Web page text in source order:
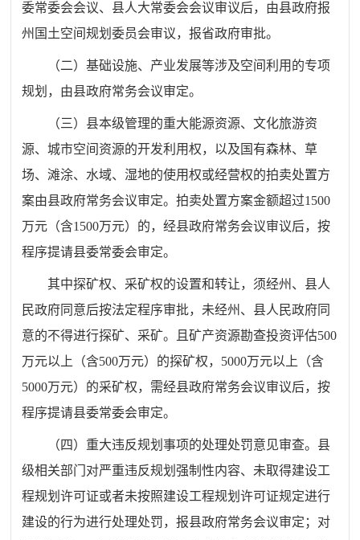
委常委会会议、县人大常委会会议审议后，由县政府报
州国土空间规划委员会审议，报省政府审批。
（二）基础设施、产业发展等涉及空间利用的专项
规划，由县政府常务会议审定。
（三） 县本级管理的重大能源资源、文化旅游资
源、城市空间资源的开发利用权，以及国有森林、草
场、滩涂、水域、湿地的使用权或经营权的拍卖处置方
案由县政府常务会议审定。拍卖处置方案金额超过1500
万元（含1500万元） 的，经县政府常务会议审议后，按
程序提请县委常委会审定。
其中探矿权、采矿权的设置和转让，须经州、县人
民政府同意后按法定程序审批，未经州、县人民政府同
意的不得进行探矿、采矿。且矿产资源勘查投资评估500
万元以上（含500万元）的探矿权， 5000万元以上（含
5000万元）的采矿权， 需经县政府常务会议审议后，按
程序提请县委常委会审定。
（四） 重大违反规划事项的处理处罚意见审查。县
级相关部门对严重违反规划强制性内容、未取得建设工
程规划许可证或者未按照建设工程规划许可证规定进行
建设的行为进行处理处罚，报县政府常务会议审定；对